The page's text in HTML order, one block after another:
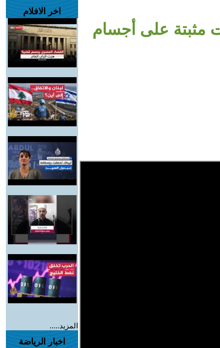
مثبتة على أجسام
اخر الافلام
المزيد.....
اخبار الرياضة